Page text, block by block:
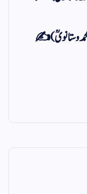
وستانویؒ)✍